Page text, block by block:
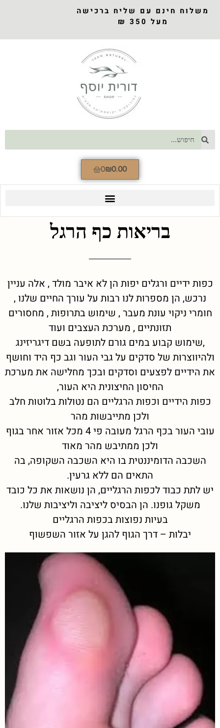
משלוח חינם עם שליח ברכישה
מעל 350 ₪
₪0.00
0
בריאות כף הרגל
כפות ידיים ורגלים יפות הן לא איבר מולד , אלה עניין
נרכש, הן מספרות לנו רבות על עורך החיים שלנו ,
חומרי ניקוי עונת מעבר , שימוש בתרופות , מחסורים
תזונתיים , מערכת העצבים ועוד
,שימוש קבוע במים גורם לתופעה בשם דיגריזינג
ולהיווצרות של סדקים על גבי העור וגב כף היד וחושף
את הידיים לפצעים וסדקים ובכך מחלישה את מערכת
החיסון החיצונית היא העור,
כפות הידיים וכפות הרגליים הם נטולות בלוטות חלב
ולכן מתייבשות מהר
עובי העור בכף הרגל מעובה פי 4 מכל אזור אחר בגוף
ולכן ממתיבש מהר מאוד
השכבה הדומיננטית בו היא השכבה השקופה, בה
התאים הם ללא גרעין.
יש לתת כבוד לכפות הרגליים, הן נושאות את כל כובד
משקל גופנו. הן הבסיס ליציבה וליציבות שלנו.
בעיות נפוצות בכפות הרגליים
יבלות – דרך הגוף להגן על אזור השפשוף